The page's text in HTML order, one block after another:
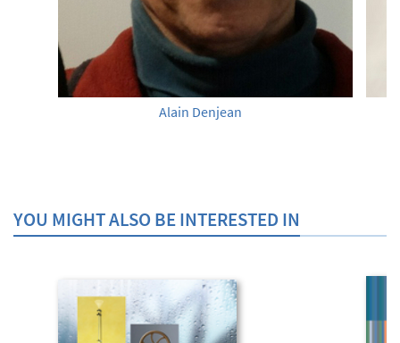
Alain Denjean
YOU MIGHT ALSO BE INTERESTED IN